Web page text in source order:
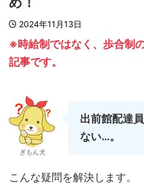
2024年11月13日
※時給制ではなく、歩合制
記事です。
ぎもん犬
出前館配達
ない…。
こんな疑問を解決します。